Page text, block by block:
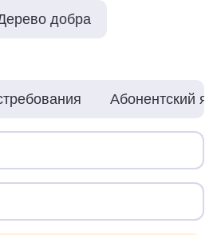
добра
Абонентский